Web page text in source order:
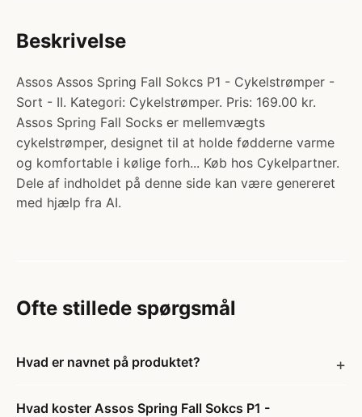
Beskrivelse
Assos Assos Spring Fall Sokcs P1 - Cykelstrømper -
Sort - II. Kategori: Cykelstrømper. Pris: 169.00 kr.
Assos Spring Fall Socks er mellemvægts
cykelstrømper, designet til at holde fødderne varme
og komfortable i kølige forh... Køb hos Cykelpartner.
Dele af indholdet på denne side kan være genereret
med hjælp fra AI.
Ofte stillede spørgsmål
Hvad er navnet på produktet?
Hvad koster Assos Spring Fall Sokcs P1 -